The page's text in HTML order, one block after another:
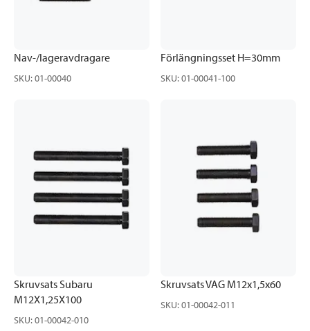
Nav-/lageravdragare
SKU:01-00040
Förlängningsset H=30mm
SKU:01-00041-100
Skruvsats Subaru
M12X1,25X100
SKU:01-00042-010
Skruvsats VAG M12x1,5x60
SKU:01-00042-011